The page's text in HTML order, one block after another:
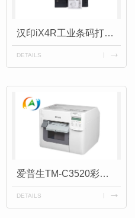
汉印iX4R工业条码打印机
DETAILS
爱普生TM-C3520彩色不干胶标签打印机
DETAILS